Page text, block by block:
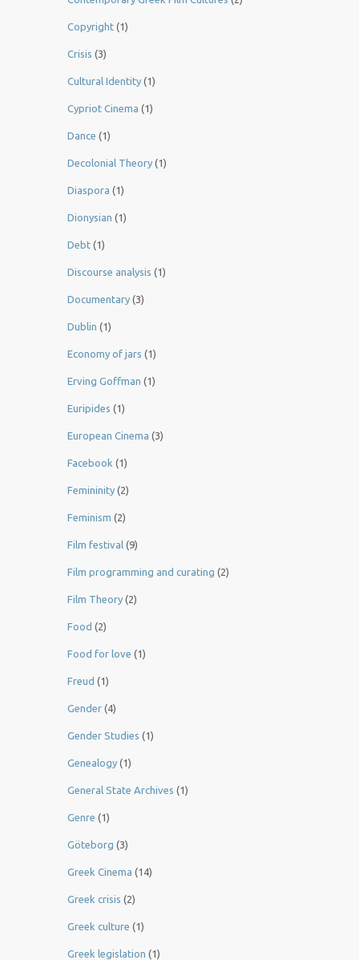
Copyright (1)
Crisis (3)
Cultural Identity (1)
Cypriot Cinema (1)
Dance (1)
Decolonial Theory (1)
Diaspora (1)
Dionysian (1)
Debt (1)
Discourse analysis (1)
Documentary (3)
Dublin (1)
Economy of jars (1)
Erving Goffman (1)
Euripides (1)
European Cinema (3)
Facebook (1)
Femininity (2)
Feminism (2)
Film festival (9)
Film programming and curating (2)
Film Theory (2)
Food (2)
Food for love (1)
Freud (1)
Gender (4)
Gender Studies (1)
Genealogy (1)
General State Archives (1)
Genre (1)
Göteborg (3)
Greek Cinema (14)
Greek crisis (2)
Greek culture (1)
Greek legislation (1)